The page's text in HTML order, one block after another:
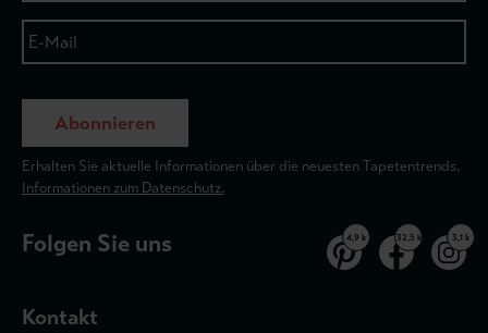
Abonnieren
Erhalten Sie aktuelle Informationen über die neuesten Tapetentrends.
Informationen zum Datenschutz.
Folgen Sie uns 4,9 k 32,5 k 3,1 k
Kontakt